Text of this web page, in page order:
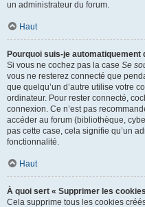
un administrateur du forum.
Haut
Pourquoi suis-je automatiquement
Si vous ne cochez pas la case Se
vous ne resterez connecté que
que quelqu’un d’autre utilise votre
ordinateur. Pour rester connecté,
connexion. Ce n’est pas
accéder au forum (bibliothèque,
pas cette case, cela signifie qu’un
fonctionnalité.
Haut
À quoi sert « Supprimer les
Cela supprime tous les cookies